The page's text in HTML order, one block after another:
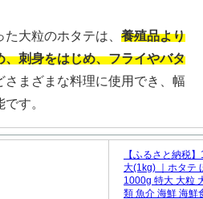
大粒のホタテは、 養殖品より
、刺身をはじめ、フライやバタ
さまざまな料理に使用でき、幅
す。
【ふるさと納税
大(1kg) ｜ホタテ
1000g 特大 大粒
類 魚介 海鮮 海鮮